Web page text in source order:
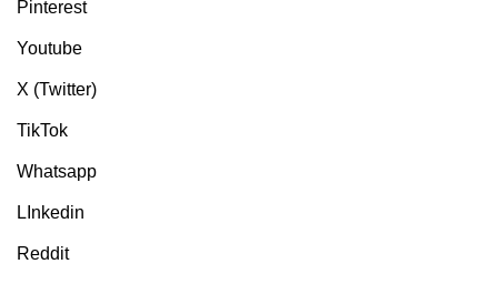
Pinterest
Youtube
X (Twitter)
TikTok
Whatsapp
LInkedin
Reddit